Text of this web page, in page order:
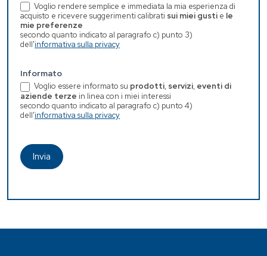
Voglio rendere semplice e immediata la mia esperienza di
acquisto e ricevere suggerimenti calibrati sui miei gusti e le
mie preferenze
secondo quanto indicato al paragrafo c) punto 3)
dell'informativa sulla privacy
Informato
Voglio essere informato su prodotti, servizi, eventi di
aziende terze in linea con i miei interessi
secondo quanto indicato al paragrafo c) punto 4)
dell'informativa sulla privacy
Invia